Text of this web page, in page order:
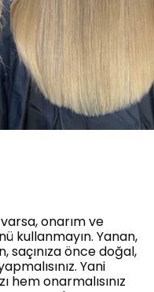
onarım ve
kullanmayın. Yanan,
saçınıza önce doğal,
Yani
hem onarmalısınız